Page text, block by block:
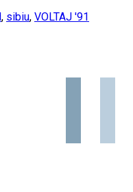
, sibiu, VOLTAJ '91